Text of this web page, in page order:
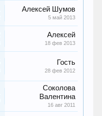
Алексей Шумов
5 май 2013
Алексей
18 фев 2013
Гость
28 фев 2012
Соколова
Валентина
16 авг 2011